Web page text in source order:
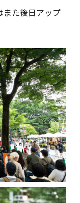
また後日アップ